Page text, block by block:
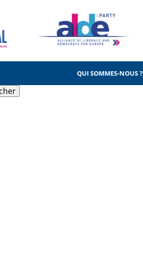
QUI SOMMES-NOUS ?